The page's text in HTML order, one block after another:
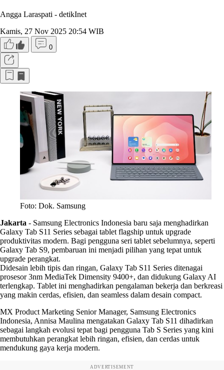
Angga Laraspati - detikInet
Kamis, 27 Nov 2025 20:54 WIB
0
Foto: Dok. Samsung
Jakarta - Samsung Electronics Indonesia baru saja menghadirkan
Galaxy Tab S11 Series sebagai tablet flagship untuk upgrade
produktivitas modern. Bagi pengguna seri tablet sebelumnya, seperti
Galaxy Tab S9, pembaruan ini menjadi pilihan yang tepat untuk
upgrade perangkat.
Didesain lebih tipis dan ringan, Galaxy Tab S11 Series ditenagai
prosesor 3nm MediaTek Dimensity 9400+, dan didukung Galaxy AI
terlengkap. Tablet ini menghadirkan pengalaman bekerja dan berkreasi
yang makin cerdas, efisien, dan seamless dalam desain compact.
MX Product Marketing Senior Manager, Samsung Electronics
Indonesia, Annisa Maulina mengatakan Galaxy Tab S11 dihadirkan
sebagai langkah evolusi tepat bagi pengguna Tab S Series yang kini
membutuhkan perangkat lebih ringan, efisien, dan cerdas untuk
mendukung gaya kerja modern.
ADVERTISEMENT